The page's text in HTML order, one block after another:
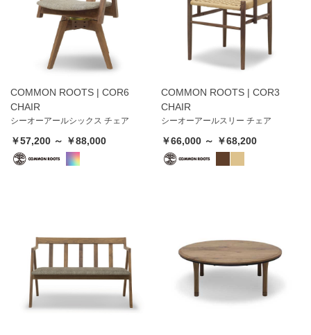
COMMON ROOTS | COR6
CHAIR
シーオーアールシックス チェア
￥57,200 ～ ￥88,000
COMMON ROOTS | COR3
CHAIR
シーオーアールスリー チェア
￥66,000 ～ ￥68,200